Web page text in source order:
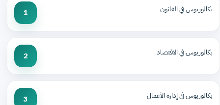
بكالوريوس في القانون 1
بكالوريوس في الاقتصاد 2
بكالوريوس في إدارة الأعمال 3